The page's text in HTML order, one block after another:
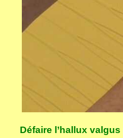
Défaire l’hallux valgus